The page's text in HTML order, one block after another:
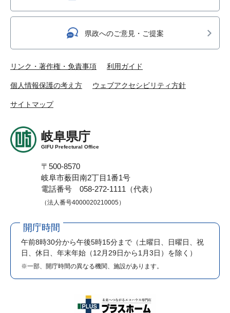
県政へのご意見・ご提案
リンク・著作権・免責事項 利用ガイド
個人情報保護の考え方 ウェブアクセシビリティ方針
サイトマップ
岐阜県庁
GIFU Prefectural Office
〒500-8570
岐阜市薮田南2丁目1番1号
電話番号 058-272-1111（代表）
（法人番号4000020210005）
開庁時間
午前8時30分から午後5時15分まで （土曜日、日曜日、祝
日、休日、年末年始（12月29日から1月3日）を除く）
※一部、開庁時間の異なる機関、施設があります。